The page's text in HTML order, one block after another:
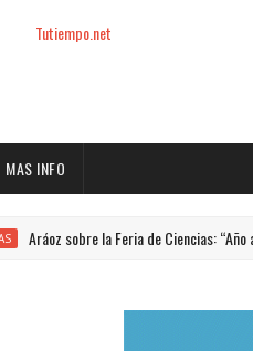
Tutiempo.net
MAS INFO
la Feria de Ciencias: “Año a año